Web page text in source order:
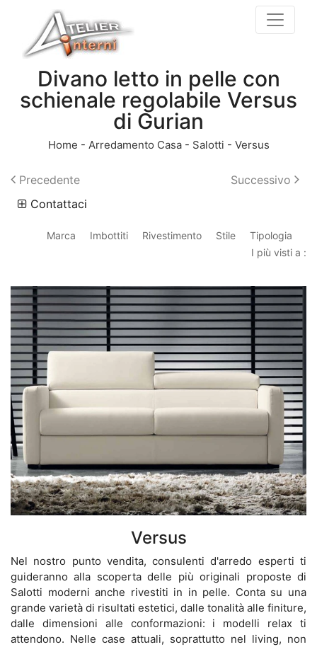
Divano letto in pelle con
schienale regolabile Versus
di Gurian
Home - Arredamento Casa- Salotti - Versus
Precedente
Successivo
Contattaci
Marca Imbottiti Rivestimento Stile
Tipologia
I più visti a :
Versus
Nel nostro punto vendita, consulenti d'arredo esperti ti
guideranno alla scoperta delle più originali proposte di
Salotti moderni anche rivestiti in in pelle. Conta su una
grande varietà di risultati estetici, dalle tonalità alle finiture,
dalle dimensioni alle conformazioni: i modelli relax ti
attendono. Nelle case attuali, soprattutto nel living, non